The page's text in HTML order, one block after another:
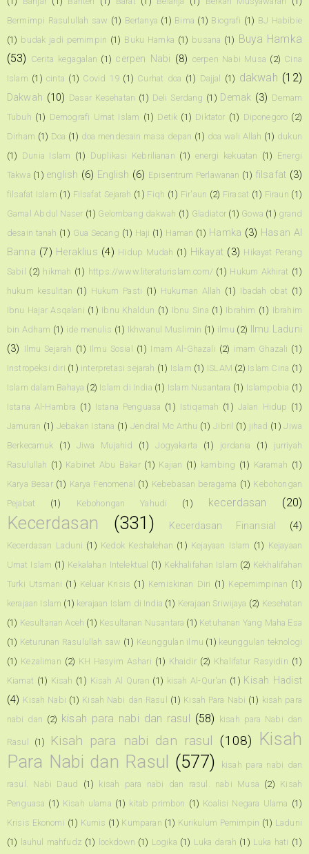
Bermimpi Rasulullah saw (1) Bertanya (1) Bima (1) Biografi (1) BJ Habibie
(1) budak jadi pemimpin (1) Buku Hamka (1) busana (1) Buya Hamka
(53) Cerita kegagalan (1) cerpen Nabi (8) cerpen Nabi Musa (2) Cina
Islam (1) cinta (1) Covid 19 (1) Curhat doa (1) Dajjal (1) dakwah (12)
Dakwah (10) Dasar Kesehatan (1) Deli Serdang (1) Demak (3) Demam
Tubuh (1) Demografi Umat Islam (1) Detik (1) Diktator (1) Diponegoro (2)
Dirham (1) Doa (1) doa mendesain masa depan (1) doa wali Allah (1) dukun
(1) Dunia Islam (1) Duplikasi Kebrilianan (1) energi kekuatan (1) Energi
Takwa (1) english (6) English (6) Episentrum Perlawanan (1) filsafat (3)
filsafat Islam (1) Filsafat Sejarah (1) Fiqh (1) Fir'aun (2) Firasat (1) Firaun (1)
Gamal Abdul Naser (1) Gelombang dakwah (1) Gladiator (1) Gowa (1) grand
desain tanah (1) Gua Secang (1) Haji (1) Haman (1) Hamka (3) Hasan Al
Banna (7) Heraklius (4) Hidup Mudah (1) Hikayat (3) Hikayat Perang
Sabil
(2) hikmah (1) https://www.literaturislam.com/ (1) Hukum Akhirat (1)
hukum kesulitan (1) Hukum Pasti (1) Hukuman Allah (1) Ibadah obat (1)
Ibnu Hajar Asqalani (1) Ibnu Khaldun (1) Ibnu Sina (1) Ibrahim (1) Ibrahim
bin Adham (1) ide menulis (1) Ikhwanul Muslimin (1) ilmu (2)
Ilmu Laduni
(3) Ilmu Sejarah (1) Ilmu Sosial (1) Imam Al-Ghazali (2) imam Ghazali (1)
Instropeksi diri (1) interpretasi sejarah (1) Islam (1) ISLAM (2) Islam Cina (1)
Islam dalam Bahaya (2) Islam di India (1) Islam Nusantara (1) Islampobia (1)
Istana Al-Hambra (1) Istana Penguasa (1) Istiqamah (1) Jalan Hidup (1)
Jamuran (1) Jebakan Istana (1) Jendral Mc Arthu (1) Jibril (1) jihad (1) Jiwa
Berkecamuk
(1) Jiwa Mujahid (1) Jogyakarta (1) jordania (1)
jurriyah
Rasulullah (1) Kabinet Abu Bakar (1) Kajian (1) kambing (1) Karamah (1)
Karya Besar (1) Karya Fenomenal (1) Kebebasan beragama (1) Kebohongan
Pejabat
(1) Kebohongan Yahudi (1) kecerdasan (20)
Kecerdasan (331) Kecerdasan Finansial (4)
Kecerdasan Laduni (1) Kedok Keshalehan (1) Kejayaan Islam (1) Kejayaan
Umat Islam (1) Kekalahan Intelektual (1) Kekhalifahan Islam (2) Kekhalifahan
Turki Utsmani (1) Keluar Krisis (1) Kemiskinan Diri (1) Kepemimpinan (1)
kerajaan Islam (1) kerajaan Islam di India (1) Kerajaan Sriwijaya (2) Kesehatan
(1) Kesultanan Aceh (1) Kesultanan Nusantara (1) Ketuhanan Yang Maha Esa
(1) Keturunan Rasulullah saw (1) Keunggulan ilmu (1) keunggulan teknologi
(1) Kezaliman (2) KH Hasyim Ashari (1) Khaidir (2) Khalifatur Rasyidin (1)
Kiamat (1) Kisah (1) Kisah Al Quran (1) kisah Al-Qur'an (1) Kisah Hadist
(4) Kisah Nabi (1) Kisah Nabi dan Rasul (1) Kisah Para Nabi (1) kisah para
nabi dan (2) kisah para nabi dan rasul (58) kisah para Nabi dan
Rasul (1) Kisah para nabi dan rasul (108) Kisah
Para Nabi dan Rasul (577)
kisah para nabi dan
rasul. Nabi Daud
(1) kisah para nabi dan rasul. nabi Musa (2) Kisah
Penguasa (1) Kisah ulama (1) kitab primbon (1) Koalisi Negara Ulama (1)
Krisis Ekonomi (1) Kumis (1) Kumparan (1) Kurikulum Pemimpin (1) Laduni
(1) lauhul mahfudz (1) lockdown (1) Logika (1) Luka darah (1) Luka hati (1)